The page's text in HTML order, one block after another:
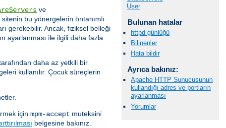
User
Bulunan hatalar
httpd günlüğü
Bilinenler
Hata bildir
Ayrıca bakınız:
Apache HTTP Sunucusunun
kullandığı adres ve portların
ayarlanması
Yorumlar
ve
bu yönergelerin öntanımlı
gerekebilir. Ancak, fiziksel belleği
ayarlanması ile ilgili daha fazla
daha az yetkili bir
kullanılır. Çocuk süreçlerin
için mpm-accept muteksini
belgesine bakınız.